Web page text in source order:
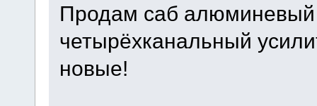
Продам саб
четырёхканальный
новые!